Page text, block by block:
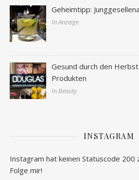
Geheimtipp:
In Anzeige
Gesund durch den
Produkten
In Beauty
INSTAGRAM
Instagram hat keinen Statuscode 200
Folge mir!